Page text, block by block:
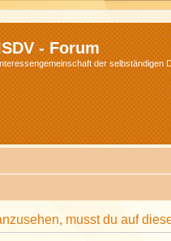
- Forum
der selbständigen
musst du auf